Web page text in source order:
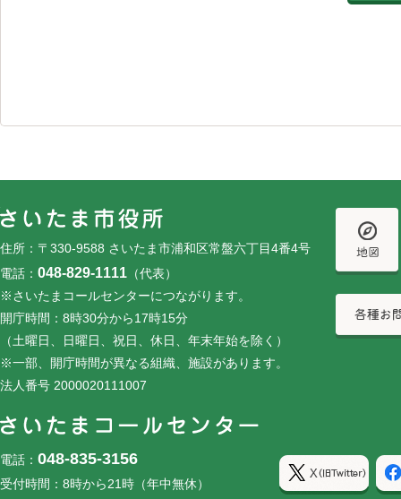
住所：〒330-9588 さいたま市浦和区常盤六丁目4番4号
電話： 048-829-1111 （代表）
※さいたまコールセンターにつながります。
開庁時間：8時30分から17時15分
（土曜日、日曜日、祝日、休日、年末年始を除く）
※一部、開庁時間が異なる組織、施設があります。
法人番号 2000020111007
電話： 048-835-3156
受付時間：8時から21時（年中無休）